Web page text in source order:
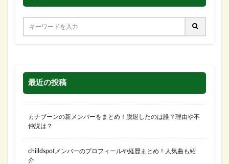
最近の投稿
カナブーンの新メンバーをまとめ！脱退したのは誰？理由や不
仲説は？
chilldspotメンバーのプロフィールや経歴まとめ！人気曲も紹
介